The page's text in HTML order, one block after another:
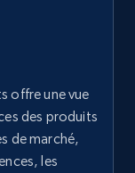
by using
Initial
offre une vue
des produits
de marché,
les